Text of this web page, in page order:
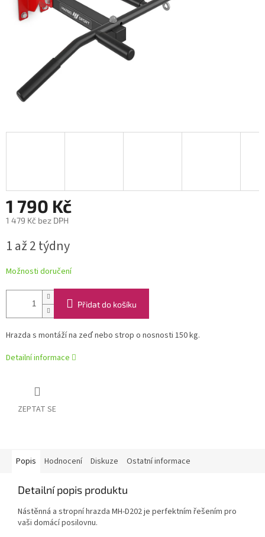
1 790 Kč
1 479 Kč bez DPH
cena:
1 až 2 týdny
Možnosti doručení
Přidat do košíku
Hrazda s montáží na zeď nebo strop o nosnosti 150 kg.
Detailní informace
ZEPTAT SE
Popis Hodnocení Diskuze Ostatní informace
Detailní popis produktu
Nástěnná a stropní hrazda MH-D202 je perfektním řešením pro
vaši domácí posilovnu.